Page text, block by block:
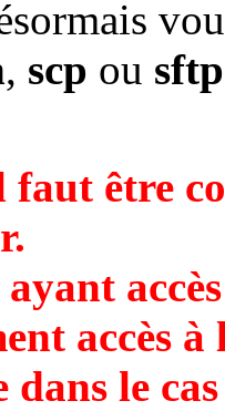
, scp ou
être
accès
dans le